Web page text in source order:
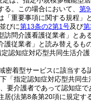
る。
この場合において、 第9
「重要事項に関する規程」と
並びに第13条の2第1号及び
訪問介護看護従業者」とあ
護従業者」と読み替えるも
定認知症対応型共同生活介護
密着型サービスに該当する
「指定認知症対応型共同生
要介護者であって認知症で
居(法第8条第20項に規定す